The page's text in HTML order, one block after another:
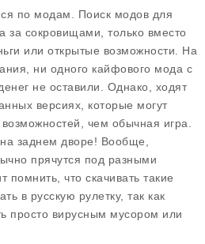
по модам. Поиск модов для
за сокровищами, только вместо
или открытые возможности. На
ни одного кайфового мода с
не оставили. Однако, ходят
версиях, которые могут
чем обычная игра.
заднем дворе! Вообще,
прячутся под разными
помнить, что скачивать такие
в русскую рулетку, так как
просто вирусным мусором или